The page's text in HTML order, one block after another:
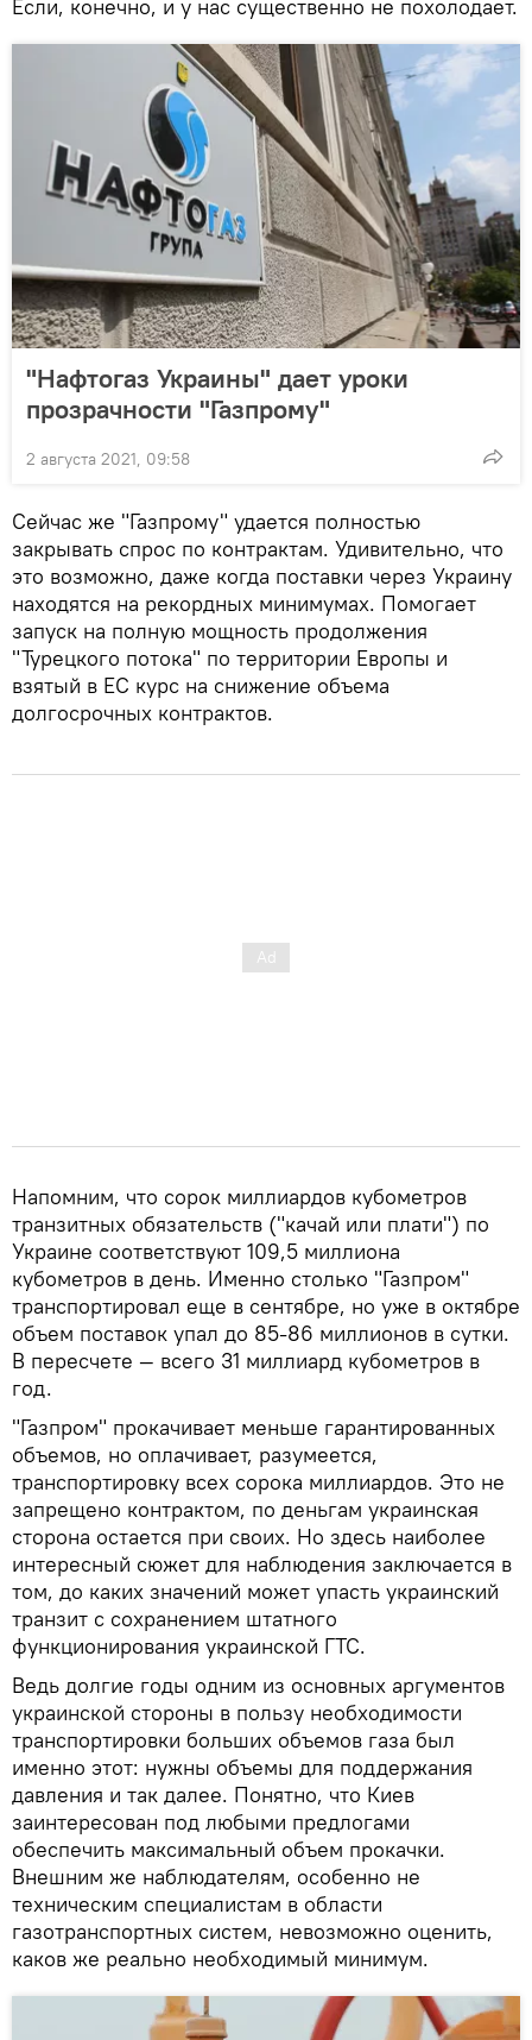
Если, конечно, и у нас существенно не похолодает.
"Нафтогаз Украины" дает уроки
прозрачности "Газпрому"
2 августа 2021, 09:58
Сейчас же "Газпрому" удается полностью
закрывать спрос по контрактам. Удивительно, что
это возможно, даже когда поставки через Украину
находятся на рекордных минимумах. Помогает
запуск на полную мощность продолжения
"Турецкого потока" по территории Европы и
взятый в ЕС курс на снижение объема
долгосрочных контрактов.
Напомним, что сорок миллиардов кубометров
транзитных обязательств ("качай или плати") по
Украине соответствуют 109,5 миллиона
кубометров в день. Именно столько "Газпром"
транспортировал еще в сентябре, но уже в октябре
объем поставок упал до 85-86 миллионов в сутки.
В пересчете — всего 31 миллиард кубометров в
год.
"Газпром" прокачивает меньше гарантированных
объемов, но оплачивает, разумеется,
транспортировку всех сорока миллиардов. Это не
запрещено контрактом, по деньгам украинская
сторона остается при своих. Но здесь наиболее
интересный сюжет для наблюдения заключается в
том, до каких значений может упасть украинский
транзит с сохранением штатного
функционирования украинской ГТС.
Ведь долгие годы одним из основных аргументов
украинской стороны в пользу необходимости
транспортировки больших объемов газа был
именно этот: нужны объемы для поддержания
давления и так далее. Понятно, что Киев
заинтересован под любыми предлогами
обеспечить максимальный объем прокачки.
Внешним же наблюдателям, особенно не
техническим специалистам в области
газотранспортных систем, невозможно оценить,
каков же реально необходимый минимум.